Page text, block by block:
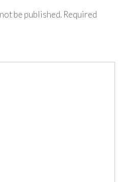
be published. Required